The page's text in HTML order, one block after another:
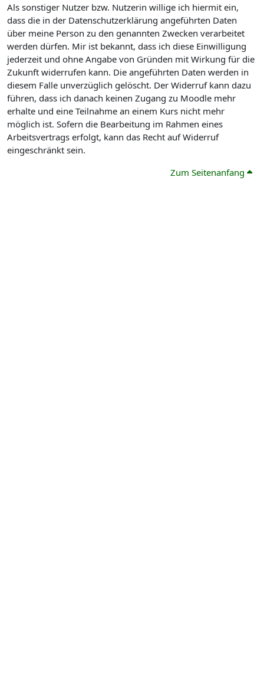
Als sonstiger Nutzer bzw. Nutzerin willige ich hiermit ein,
dass die in der Datenschutzerklärung angeführten Daten
über meine Person zu den genannten Zwecken verarbeitet
werden dürfen. Mir ist bekannt, dass ich diese Einwilligung
jederzeit und ohne Angabe von Gründen mit Wirkung für die
Zukunft widerrufen kann. Die angeführten Daten werden in
diesem Falle unverzüglich gelöscht. Der Widerruf kann dazu
führen, dass ich danach keinen Zugang zu Moodle mehr
erhalte und eine Teilnahme an einem Kurs nicht mehr
möglich ist. Sofern die Bearbeitung im Rahmen eines
Arbeitsvertrags erfolgt, kann das Recht auf Widerruf
eingeschränkt sein.
Zum Seitenanfang